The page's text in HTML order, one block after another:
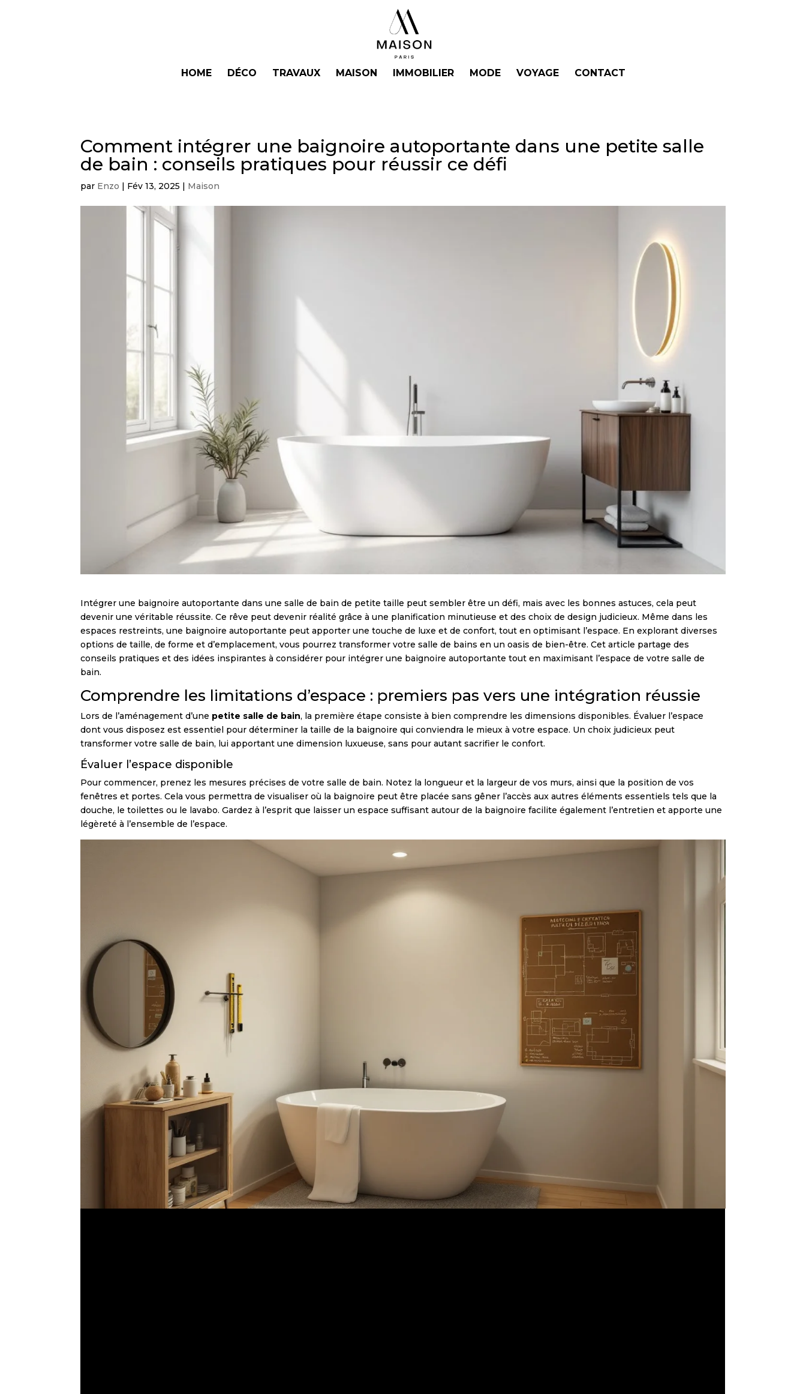
HOME DÉCO TRAVAUX MAISON IMMOBILIER MODE VOYAGE CONTACT
Comment intégrer une baignoire autoportante dans une petite salle
de bain : conseils pratiques pour réussir ce défi
par Enzo | Fév 13, 2025 | Maison
Intégrer une baignoire autoportante dans une salle de bain de petite taille peut sembler être un défi, mais avec les bonnes astuces, cela peut
devenir une véritable réussite. Ce rêve peut devenir réalité grâce à une planification minutieuse et des choix de design judicieux. Même dans les
espaces restreints, une baignoire autoportante peut apporter une touche de luxe et de confort, tout en optimisant l’espace. En explorant diverses
options de taille, de forme et d’emplacement, vous pourrez transformer votre salle de bains en un oasis de bien-être. Cet article partage des
conseils pratiques et des idées inspirantes à considérer pour intégrer une baignoire autoportante tout en maximisant l’espace de votre salle de
bain.
Comprendre les limitations d’espace : premiers pas vers une intégration réussie
Lors de l’aménagement d’une petite salle de bain, la première étape consiste à bien comprendre les dimensions disponibles. Évaluer l’espace
dont vous disposez est essentiel pour déterminer la taille de la baignoire qui conviendra le mieux à votre espace. Un choix judicieux peut
transformer votre salle de bain, lui apportant une dimension luxueuse, sans pour autant sacrifier le confort.
Évaluer l’espace disponible
Pour commencer, prenez les mesures précises de votre salle de bain. Notez la longueur et la largeur de vos murs, ainsi que la position de vos
fenêtres et portes. Cela vous permettra de visualiser où la baignoire peut être placée sans gêner l’accès aux autres éléments essentiels tels que la
douche, le toilettes ou le lavabo. Gardez à l’esprit que laisser un espace suffisant autour de la baignoire facilite également l’entretien et apporte une
légèreté à l’ensemble de l’espace.